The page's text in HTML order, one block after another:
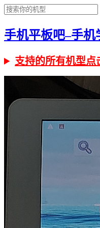
手机平板吧–手机
支持的所有机型点